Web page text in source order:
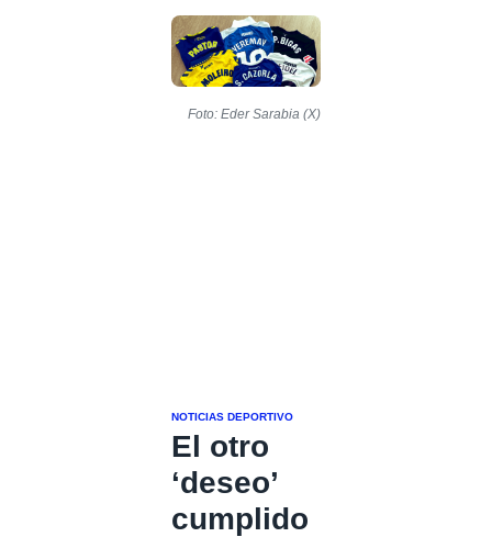
Foto: Eder Sarabia (X)
NOTICIAS DEPORTIVO
El otro
‘deseo’
cumplido